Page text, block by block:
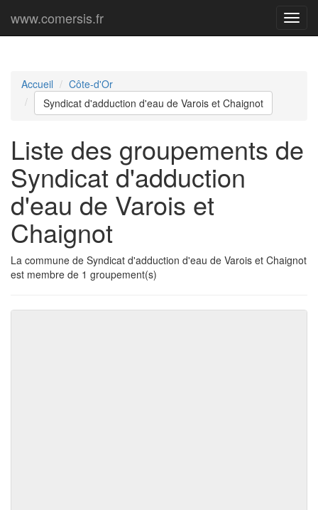
Menu
www.comersis.fr
Accueil
Côte-d'Or
Syndicat d'adduction d'eau de Varois et Chaignot
Liste des groupements de
Syndicat d'adduction
d'eau de Varois et
Chaignot
La commune de Syndicat d'adduction d'eau de Varois et Chaignot
est membre de 1 groupement(s)